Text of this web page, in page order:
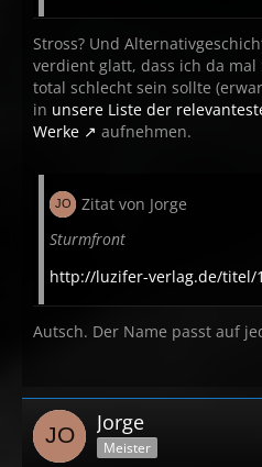
Stross? Und
verdient glatt, dass ich da
total schlecht sein sollte
in unsere Liste der
Werke
aufnehmen.
Zitat von Jorge
Sturmfront
http://luzifer-verlag.de/titel/
Autsch. Der Name passt auf
Jorge
Meister